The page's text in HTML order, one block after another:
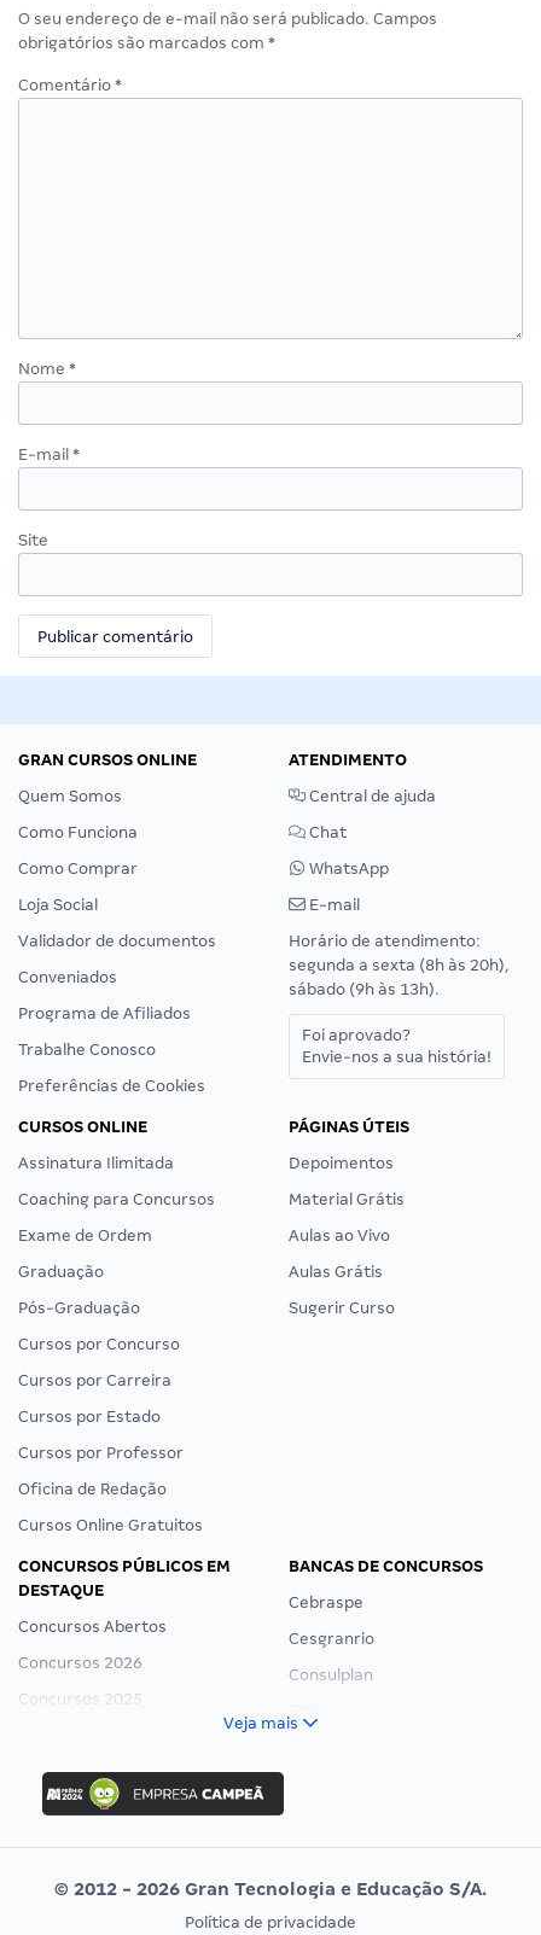
O seu endereço de e-mail não será publicado. Campos
obrigatórios são marcados com *
Comentário *
Nome *
E-mail *
Site
GRAN CURSOS ONLINE
Quem Somos
Como Funciona
Como Comprar
Loja Social
Validador de documentos
Conveniados
Programa de Afiliados
Trabalhe Conosco
Preferências de Cookies
ATENDIMENTO
Central de ajuda
Chat
WhatsApp
E-mail
Horário de atendimento:
segunda a sexta (8h às 20h),
sábado (9h às 13h).
Foi aprovado?
Envie-nos a sua história!
CURSOS ONLINE
Assinatura Ilimitada
Coaching para Concursos
Exame de Ordem
Graduação
Pós-Graduação
Cursos por Concurso
Cursos por Carreira
Cursos por Estado
Cursos por Professor
Oficina de Redação
Cursos Online Gratuitos
PÁGINAS ÚTEIS
Depoimentos
Material Grátis
Aulas ao Vivo
Aulas Grátis
Sugerir Curso
CONCURSOS PÚBLICOS EM
DESTAQUE
Concursos Abertos
Concursos 2026
Concursos 2025
Concurso Ibama
Concurso MPU
Editais publicados
BANCAS DE CONCURSOS
Cebraspe
Cesgranrio
Consulplan
Vunesp
Veja mais
© 2012 - 2026 Gran Tecnologia e Educação S/A.
Política de privacidade